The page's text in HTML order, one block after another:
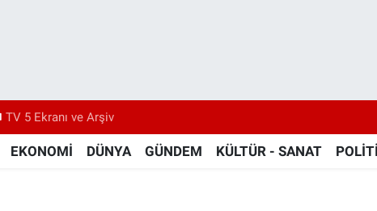
TV 5 Ekranı ve Arşiv
EKONOMİ DÜNYA GÜNDEM KÜLTÜR - SANAT